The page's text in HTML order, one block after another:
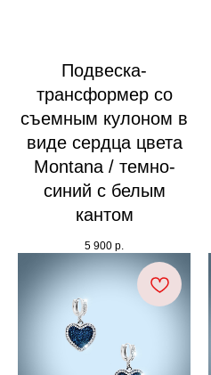
Подвеска-
трансформер со
съемным кулоном в
виде сердца цвета
Montana / темно-
синий с белым
кантом
5 900 р.